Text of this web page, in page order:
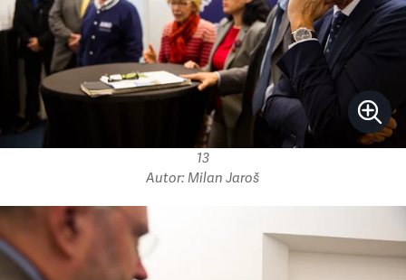
13
Autor: Milan Jaroš